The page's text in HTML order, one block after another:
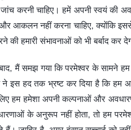
जांच करनी चाहिए। हमें अपनी स्वयं की
आकलन नहीं करना चाहिए, क्योंकि
की हमारी संभावनाओं को भी बर्बाद कर
मैं समझ गया कि परमेश्वर के सामने
ने इस हद तक भ्रष्ट कर दिया है कि हम
हम हमेशा अपनी कल्पनाओं और
के अनुरूप नहीं होता, तो हम